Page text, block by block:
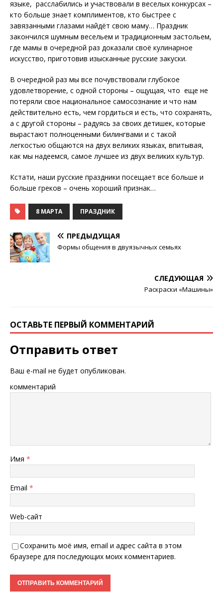
языке, расслабились и участвовали в веселых конкурсах –
кто больше знает комплиментов, кто быстрее с
завязанными глазами найдёт свою маму… Праздник
закончился шумным весельем и традиционным застольем,
где мамы в очередной раз доказали своё кулинарное
искусство, приготовив изысканные русские закуски.
В очередной раз мы все почувствовали глубокое
удовлетворение, с одной стороны – ощущая, что еще не
потеряли свое национальное самосознание и что нам
действительно есть, чем гордиться и есть, что сохранять,
а с другой стороны – радуясь за своих детишек, которые
вырастают полноценными билингвами и с такой
легкостью общаются на двух великих языках, впитывая,
как мы надеемся, самое лучшее из двух великих культур.
Кстати, наши русские праздники посещает все больше и
больше греков – очень хороший признак…
8 МАРТА ПРАЗДНИК
ПРЕДЫДУЩАЯ
Формы общения в двуязычных семьях
СЛЕДУЮЩАЯ
Раскраски «Машины»
ОСТАВЬТЕ ПЕРВЫЙ КОММЕНТАРИЙ
Отправить ответ
Ваш e-mail не будет опубликован.
комментарий
Имя *
Email *
Web-сайт
Сохранить моё имя, email и адрес сайта в этом
браузере для последующих моих комментариев.